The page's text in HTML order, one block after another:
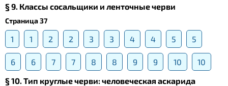
§ 9. Классы сосальщики и ленточные черви
Страница 37
1 1 2 2 3 3 4 4 5 5
6 6 7 7 8 8 9 9 10
10
§ 10. Тип круглые черви: человеческая аскарида